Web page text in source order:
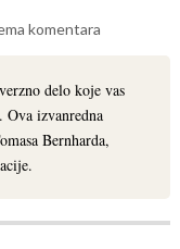
komentara
delo koje vas
Ova izvanredna
Bernharda,